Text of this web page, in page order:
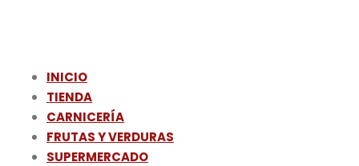
INICIO
TIENDA
CARNICERÍA
FRUTAS Y VERDURAS
SUPERMERCADO